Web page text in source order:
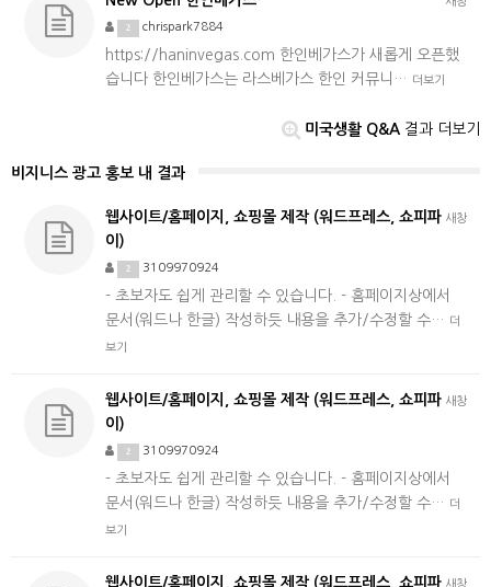
2 chrispark7884
https://haninvegas.com 한인베가스가 새롭게 오픈했
습니다 한인베가스는 라스베가스 한인 커뮤니…
더보기
미국생활 Q&A 결과 더보기
비지니스 광고 홍보 내 결과
새창
웹사이트/홈페이지, 쇼핑몰 제작 (워드프레스, 쇼피파
이)
2 3109970924
- 초보자도 쉽게 관리할 수 있습니다. - 홈페이지상에서
문서(워드나 한글) 작성하듯 내용을 추가/수정할 수…
더
보기
새창
웹사이트/홈페이지, 쇼핑몰 제작 (워드프레스, 쇼피파
이)
2 3109970924
- 초보자도 쉽게 관리할 수 있습니다. - 홈페이지상에서
문서(워드나 한글) 작성하듯 내용을 추가/수정할 수…
더
보기
새창
웹사이트/홈페이지, 쇼핑몰 제작 (워드프레스, 쇼피파